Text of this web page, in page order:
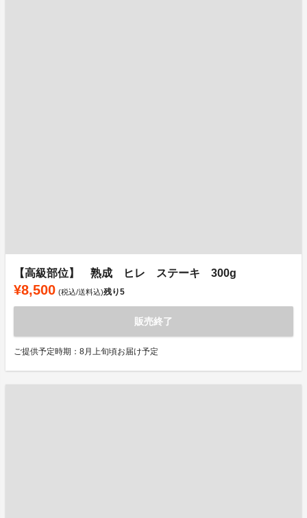
【高級部位】 熟成 ヒレ ステーキ 300g
¥8,500 (税込/送料込)残り5
販売終了
ご提供予定時期：8月上旬頃お届け予定